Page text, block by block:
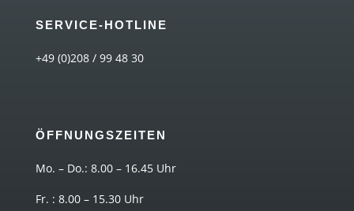
SERVICE-HOTLINE
+49 (0)208 / 99 48 30
ÖFFNUNGSZEITEN
Mo. – Do.: 8.00 – 16.45 Uhr
Fr. : 8.00 – 15.30 Uhr